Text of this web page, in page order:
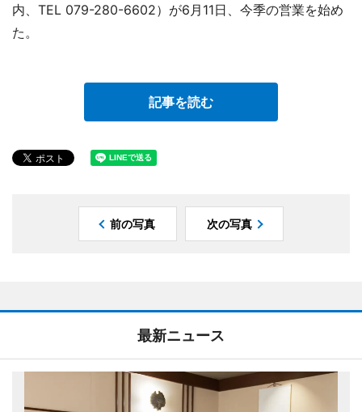
内、TEL 079-280-6602）が6月11日、今季の営業を始め
た。
記事を読む
前の写真 次の写真
最新ニュース